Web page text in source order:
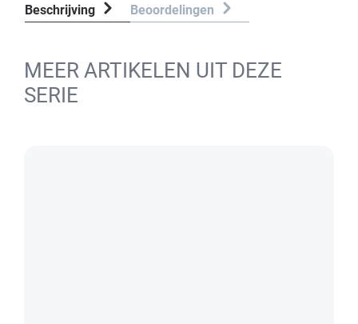
Beschrijving Beoordelingen
MEER ARTIKELEN UIT DEZE
SERIE